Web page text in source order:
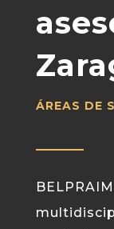
ÁREAS DE